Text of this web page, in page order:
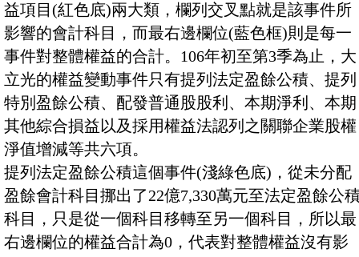
益項目(紅色底)兩大類，欄列交叉點就是該事件所
影響的會計科目，而最右邊欄位(藍色框)則是每一
事件對整體權益的合計。106年初至第3季為止，大
立光的權益變動事件只有提列法定盈餘公積、提列
特別盈餘公積、配發普通股股利、本期淨利、本期
其他綜合損益以及採用權益法認列之關聯企業股權
淨值增減等共六項。
提列法定盈餘公積這個事件(淺綠色底)，從未分配
盈餘會計科目挪出了22億7,330萬元至法定盈餘公
科目，只是從一個科目移轉至另一個科目，所以最
右邊欄位的權益合計為0，代表對整體權益沒有影